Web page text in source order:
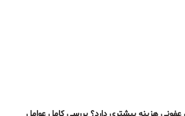
هزینه بیشتری دارد؟ بررسی کامل عوامل